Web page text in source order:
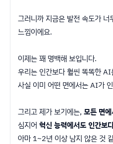
그러니까 지금은 발전 속도가
느낌이에요.
이제는 꽤 명백해 보입니다.
우리는 인간보다 훨씬 똑똑한
사실 이미 어떤 면에서는 AI가
그리고 제가 보기에는, 모든 면
심지어 혁신 능력에서도 인간보
아마 1~2년 이상 남지 않은 것